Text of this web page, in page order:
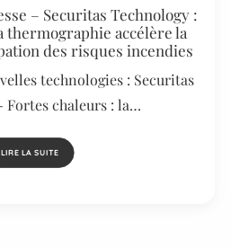
– Securitas Technology :
thermographie accélère la
des risques incendies
technologies : Securitas
Fortes chaleurs : la…
LIRE LA SUITE